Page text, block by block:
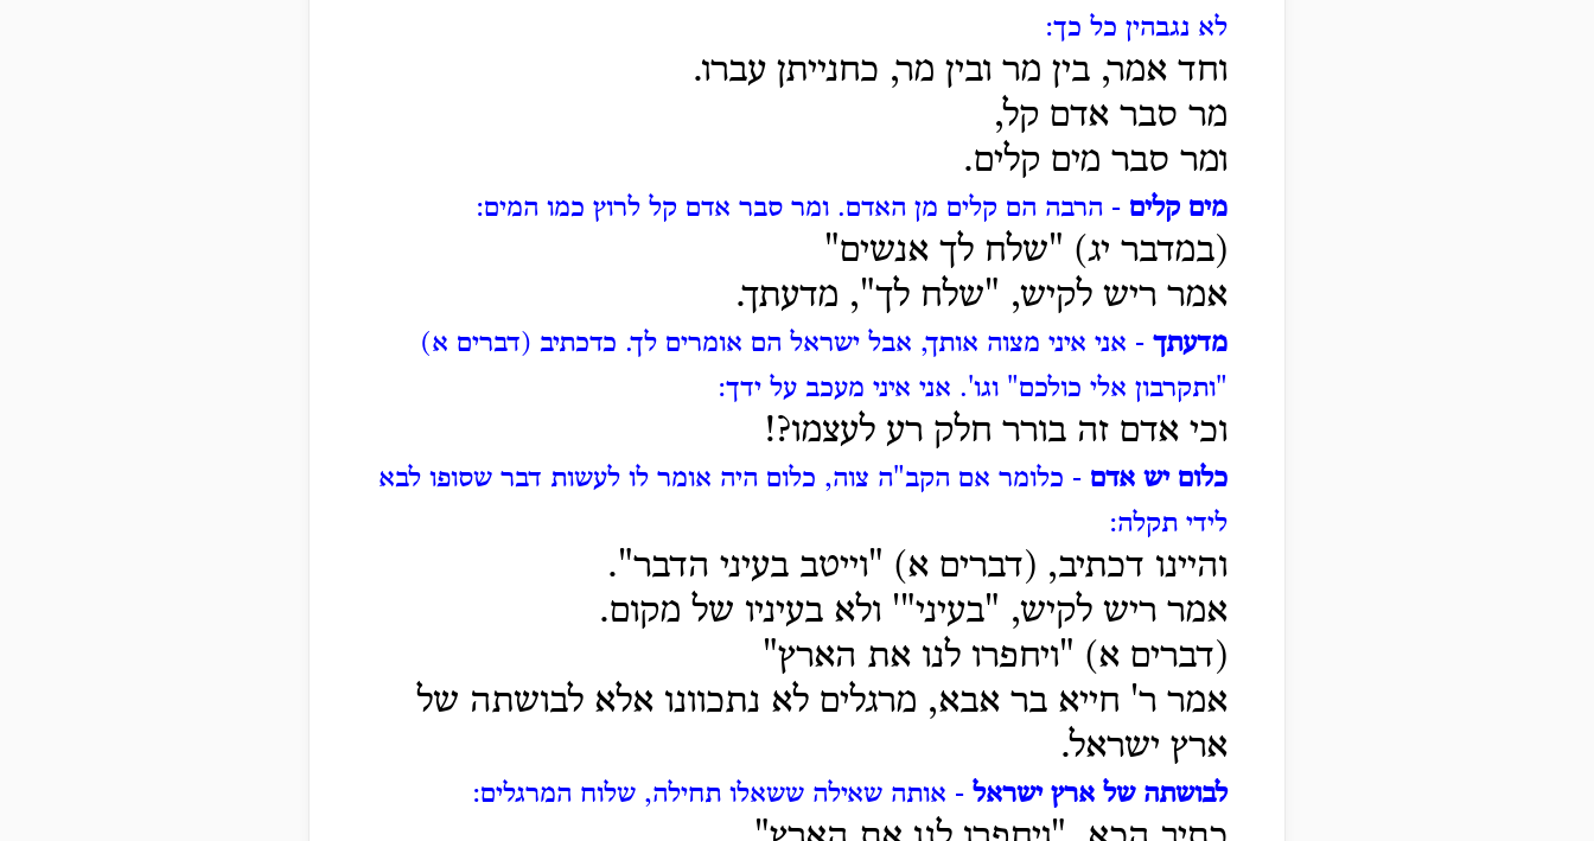
לא נגבהין כל כך:
וחד אמר, בין מר ובין מר, כחנייתן עברו.
מר סבר אדם קל,
ומר סבר מים קלים.
מים קלים - הרבה הם קלים מן האדם. ומר סבר אדם קל לרוץ כמו המים:
(במדבר יג) "שלח לך אנשים"
אמר ריש לקיש, "שלח לך", מדעתך.
מדעתך - אני איני מצוה אותך, אבל ישראל הם אומרים לך. כדכתיב (דברים א)
"ותקרבון אלי כולכם" וגו'. אני איני מעכב על ידך:
וכי אדם זה בורר חלק רע לעצמו?!
כלום יש אדם - כלומר אם הקב"ה צוה, כלום היה אומר לו לעשות דבר שסופו לבא
לידי תקלה:
והיינו דכתיב, (דברים א) "וייטב בעיני הדבר".
אמר ריש לקיש, "בעיני"' ולא בעיניו של מקום.
(דברים א) "ויחפרו לנו את הארץ"
אמר ר' חייא בר אבא, מרגלים לא נתכוונו אלא לבושתה של
ארץ ישראל.
לבושתה של ארץ ישראל - אותה שאילה ששאלו תחילה, שלוח המרגלים: